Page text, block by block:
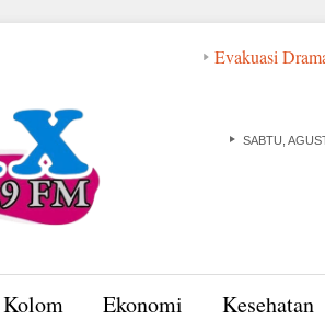
Evakuasi Dramatis di
SABTU,
Kolom Ekonomi Kesehatan